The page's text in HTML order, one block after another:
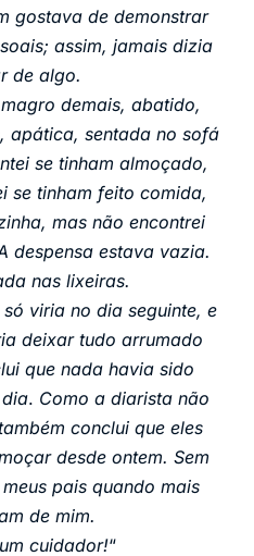
gostava de demonstrar
assim, jamais dizia
de algo.
demais, abatido,
apática, sentada no sofá
se tinham almoçado,
se tinham feito comida,
mas não encontrei
despensa estava vazia.
nas lixeiras.
viria no dia seguinte, e
deixar tudo arrumado
que nada havia sido
. Como a diarista não
conclui que eles
desde ontem. Sem
pais quando mais
de mim.
cuidador!“